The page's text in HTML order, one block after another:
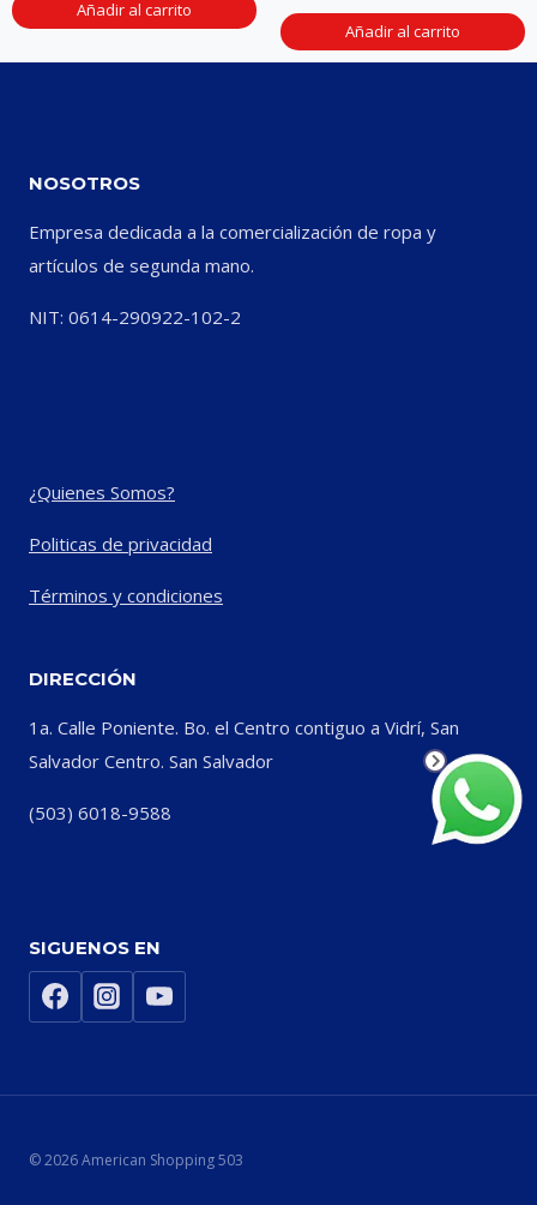
Añadir al carrito
Añadir al carrito
NOSOTROS
Empresa dedicada a la comercialización de ropa y
artículos de segunda mano.
NIT: 0614-290922-102-2
¿Quienes Somos?
Politicas de privacidad
Términos y condiciones
DIRECCIÓN
1a. Calle Poniente. Bo. el Centro contiguo a Vidrí, San
Salvador Centro. San Salvador
(503) 6018-9588
SIGUENOS EN
© 2026 American Shopping 503